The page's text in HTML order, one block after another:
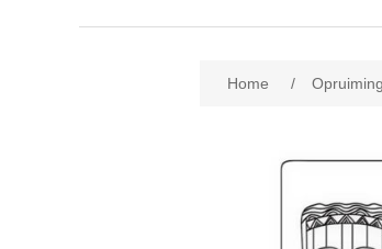
Home / Opruiming